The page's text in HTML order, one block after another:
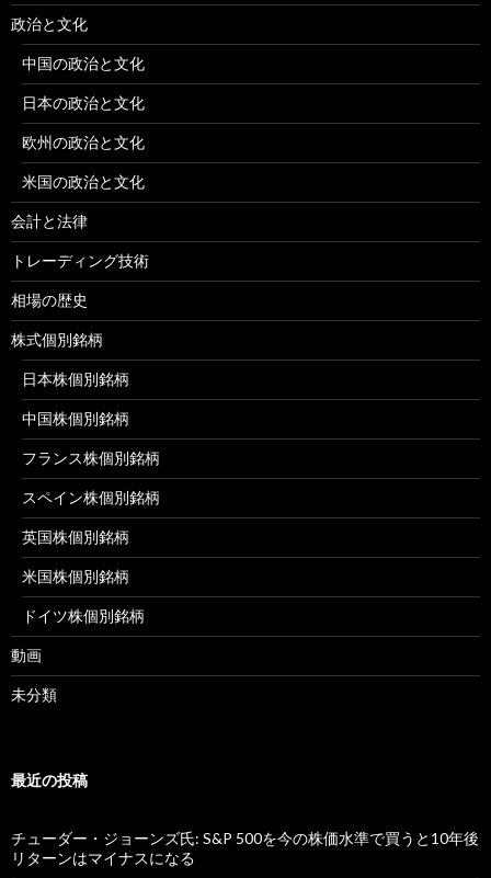
政治と文化
中国の政治と文化
日本の政治と文化
欧州の政治と文化
米国の政治と文化
会計と法律
トレーディング技術
相場の歴史
株式個別銘柄
日本株個別銘柄
中国株個別銘柄
フランス株個別銘柄
スペイン株個別銘柄
英国株個別銘柄
米国株個別銘柄
ドイツ株個別銘柄
動画
未分類
最近の投稿
チューダー・ジョーンズ氏: S&P 500を今の株価水準で買うと10年後
リターンはマイナスになる